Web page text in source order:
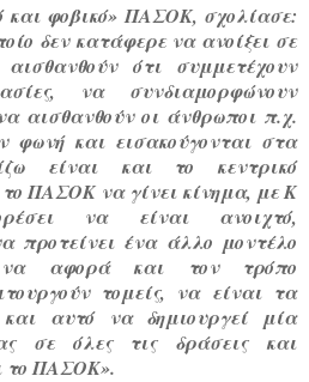
και φοβικό» ΠΑΣΟΚ, σχολίασε:
δεν κατάφερε να ανοίξει σε
ότι συμμετέχουν
να συνδιαμορφώνουν
αισθανθούν οι άνθρωποι π.χ.
φωνή και εισακούγονται στα
είναι και το κεντρικό
ΠΑΣΟΚ να γίνει κίνημα, με Κ
να είναι ανοιχτό,
προτείνει ένα άλλο μοντέλο
να αφορά και τον τρόπο
τομείς, να είναι τα
αυτό να δημιουργεί μία
σε όλες τις δράσεις και
το ΠΑΣΟΚ».